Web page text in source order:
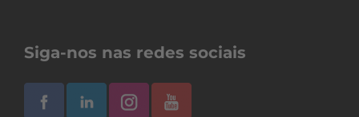
Siga-nos nas redes sociais